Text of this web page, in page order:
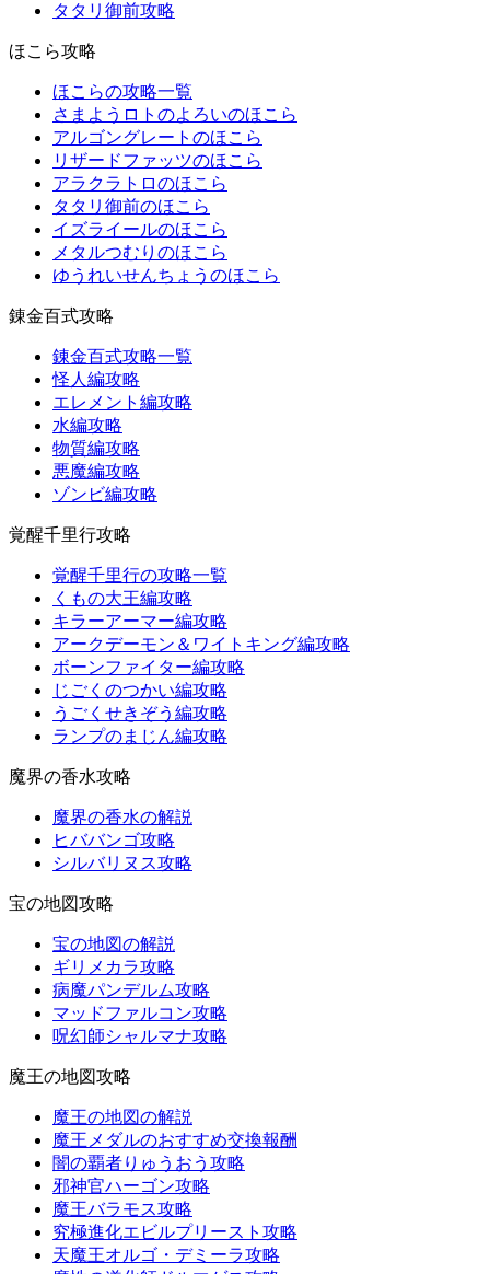
タタリ御前攻略
ほこら攻略
ほこらの攻略一覧
さまようロトのよろいのほこら
アルゴングレートのほこら
リザードファッツのほこら
アラクラトロのほこら
タタリ御前のほこら
イズライールのほこら
メタルつむりのほこら
ゆうれいせんちょうのほこら
錬金百式攻略
錬金百式攻略一覧
怪人編攻略
エレメント編攻略
水編攻略
物質編攻略
悪魔編攻略
ゾンビ編攻略
覚醒千里行攻略
覚醒千里行の攻略一覧
くもの大王編攻略
キラーアーマー編攻略
アークデーモン＆ワイトキング編攻略
ボーンファイター編攻略
じごくのつかい編攻略
うごくせきぞう編攻略
ランプのまじん編攻略
魔界の香水攻略
魔界の香水の解説
ヒババンゴ攻略
シルバリヌス攻略
宝の地図攻略
宝の地図の解説
ギリメカラ攻略
病魔パンデルム攻略
マッドファルコン攻略
呪幻師シャルマナ攻略
魔王の地図攻略
魔王の地図の解説
魔王メダルのおすすめ交換報酬
闇の覇者りゅうおう攻略
邪神官ハーゴン攻略
魔王バラモス攻略
究極進化エビルプリースト攻略
天魔王オルゴ・デミーラ攻略